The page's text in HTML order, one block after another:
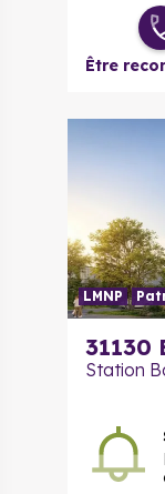
Être
LMNP
31130
Station